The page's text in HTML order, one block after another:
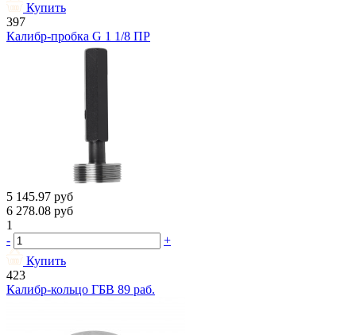
Купить
397
Калибр-пробка G 1 1/8 ПР
5 145.97 руб
6 278.08 руб
1
-
+
Купить
423
Калибр-кольцо ГБВ 89 раб.